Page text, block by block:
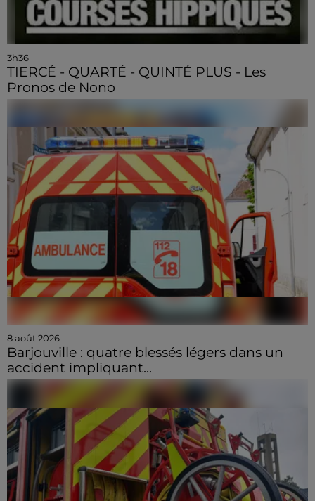
3h36
TIERCÉ - QUARTÉ - QUINTÉ PLUS - Les
Pronos de Nono
8 août 2026
Barjouville : quatre blessés légers dans un
accident impliquant...